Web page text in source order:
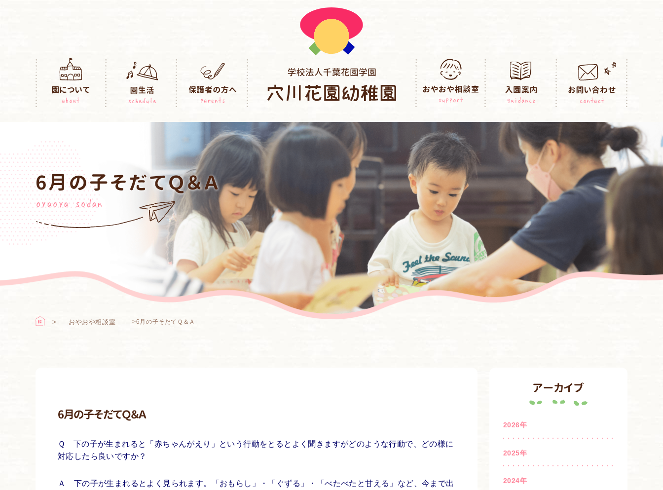
6月の子そだてＱ＆Ａ
oyaoya sodan
おやおや相談室 >6月の子そだてＱ＆Ａ
6月の子そだてＱ＆Ａ
Ｑ 下の子が生まれると「赤ちゃんがえり」という行動をとるとよく聞きますがどのような行動で、どの様に
対応したら良いですか？
Ａ 下の子が生まれるとよく見られます。「おもらし」・「ぐずる」・「べたべたと甘える」など、今まで出
アーカイブ
2026年
2025年
2024年